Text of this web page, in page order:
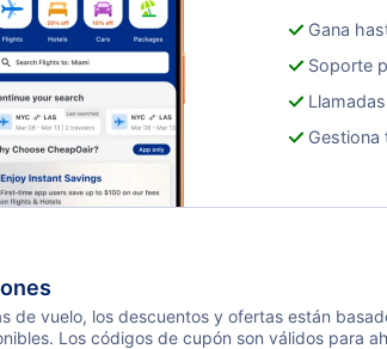
Gana
Soporte
Gestiona
de vuelo, los descuentos y ofertas están
Los códigos de cupón son válidos para